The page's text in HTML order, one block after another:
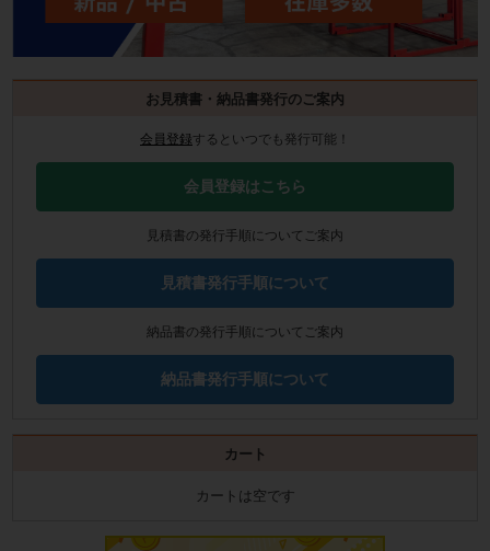
お見積書・納品書発行のご案内
会員登録するといつでも発行可能！
会員登録はこちら
見積書の発行手順についてご案内
見積書発行手順について
納品書の発行手順についてご案内
納品書発行手順について
カート
カートは空です